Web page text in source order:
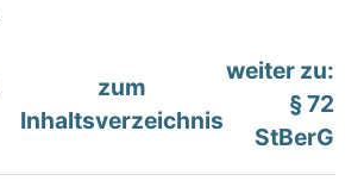
zum
Inhaltsverzeichnis
weiter zu:
§ 72
StBerG